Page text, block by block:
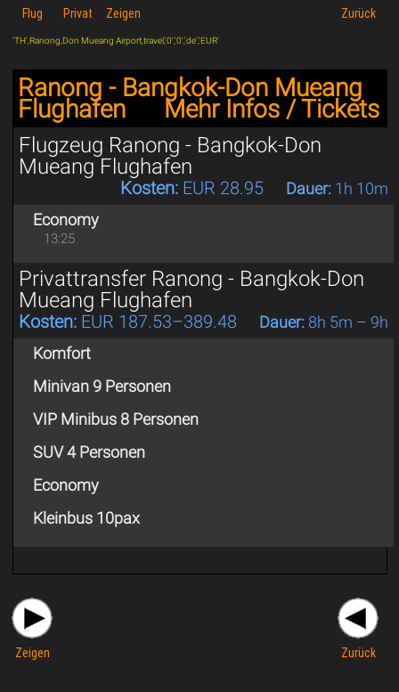
Flug Privat Zeigen Zurück
'TH',Ranong,Don Mueang Airport,travel,'0','0','de','EUR'
Ranong - Bangkok-Don Mueang
Flughafen Mehr Infos / Tickets
Flugzeug Ranong - Bangkok-Don
Mueang Flughafen
Kosten:EUR 28.95 Dauer:1h 10m
Economy
13:25
Privattransfer Ranong - Bangkok-Don
Mueang Flughafen
Kosten:EUR 187.53–389.48 Dauer:8h 5m – 9h
Komfort
Minivan 9 Personen
VIP Minibus 8 Personen
SUV 4 Personen
Economy
Kleinbus 10pax
Zeigen Zurück